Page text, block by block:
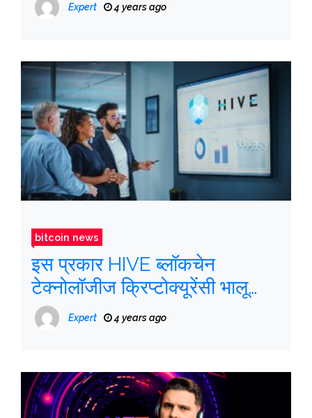
Expert 4 years ago
bitcoin news
इस प्रकार HIVE ब्लॉकचेन
टेक्नोलॉजीज क्रिप्टोक्यूरेंसी भालू
बाजार में जीवित रहती है
Expert 4 years ago